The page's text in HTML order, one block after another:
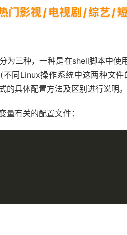
为三种，一种是在shell脚本中
同Linux操作系统中这两种文件
具体配置方法及区别进行说明。
有关的配置文件：